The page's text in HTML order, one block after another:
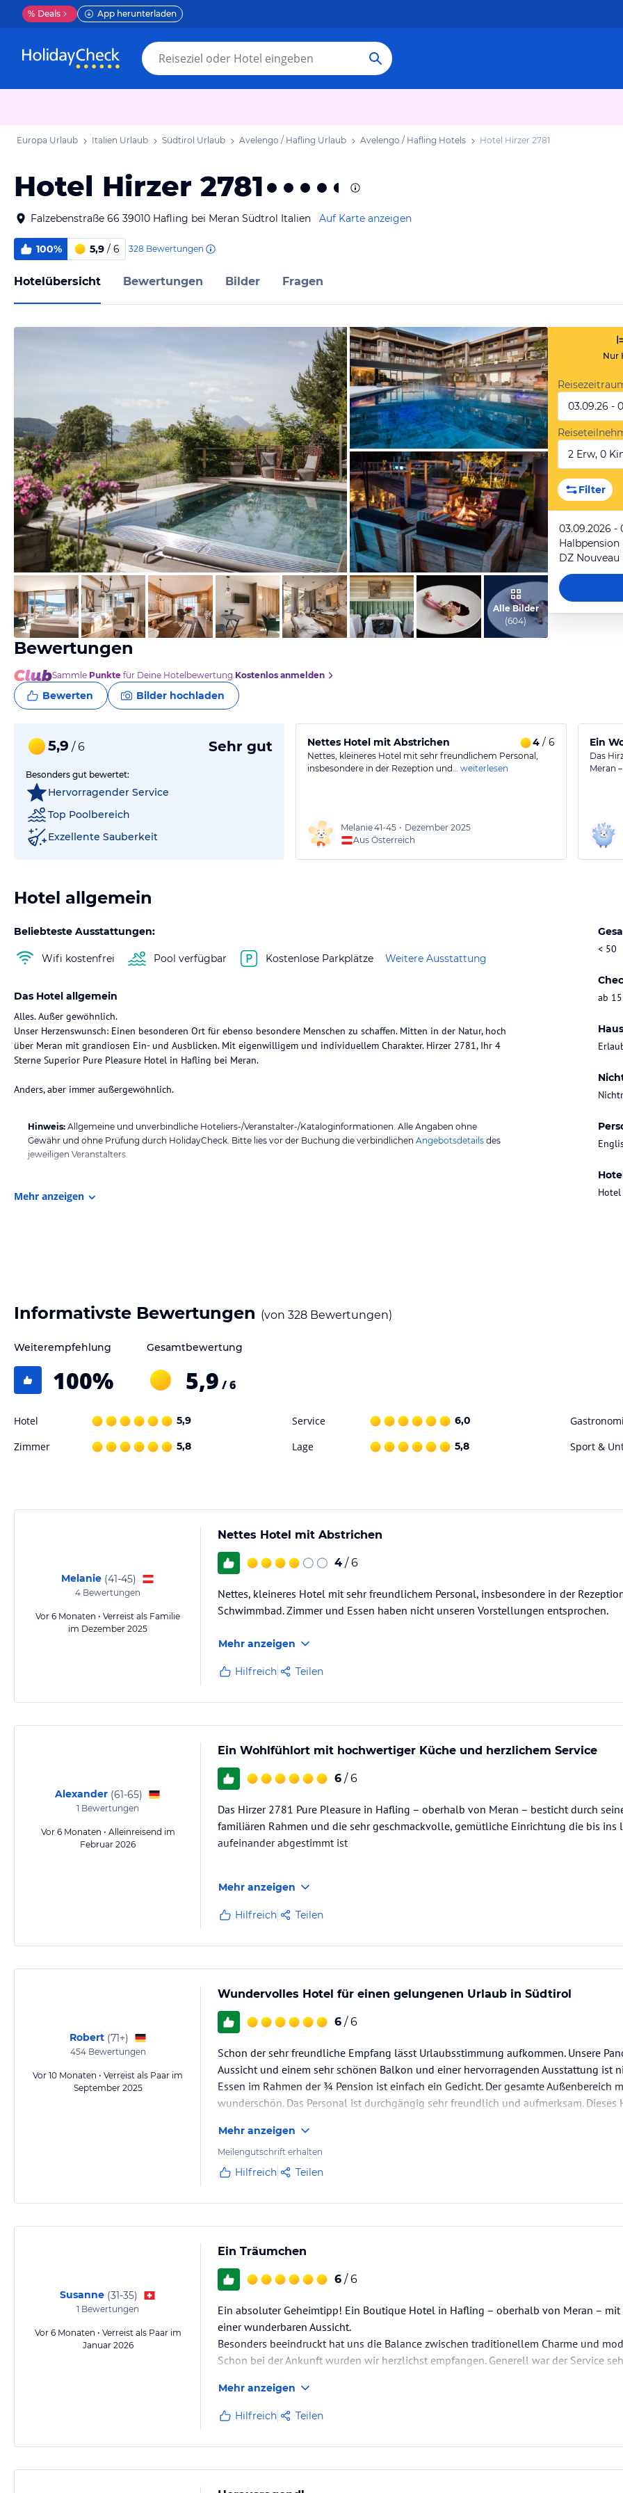
% Deals App herunterladen
Europa Urlaub Italien Urlaub Südtirol Urlaub Avelengo / Hafling Urlaub Avelengo / Hafling Hotels Hotel Hirzer 2781
Hotel Hirzer 2781
Falzebenstraße 66 39010 Hafling bei Meran Südtrol Italien Auf Karte anzeigen
100% 5,9 / 6 328 Bewertungen
Hotelübersicht Bewertungen Bilder Fragen
vom Hotelier, April 2023
vom Hotelier, Januar 2019
vom Hotelier, Januar 2019
Alle Bilder
(604)
Nur
03.09.26 -
2 Erw, 0
Filter
03.09.2026 -
Halbpension
DZ
Bewertungen
Sammle Punkte für Deine Hotelbewertung.Kostenlos anmelden
Bewerten Bilder hochladen
5,9 / 6 Sehr gut
Besonders gut bewertet:
Hervorragender Service
Top Poolbereich
Exzellente Sauberkeit
Nettes Hotel mit Abstrichen 4/ 6
Nettes, kleineres Hotel mit sehr freundlichem Personal,
insbesondere in der Rezeption und… weiterlesen
Melanie41-45 • Dezember 2025
Aus Österreich
Ein
Das
Meran
Hotel allgemein
Beliebteste Ausstattungen:
Wifi kostenfrei Pool verfügbar Kostenlose Parkplätze Weitere Ausstattung
< 50
ab
Hotel
Das Hotel allgemein
Alles. Außer gewöhnlich.
Unser Herzenswunsch: Einen besonderen Ort für ebenso besondere Menschen zu schaffen. Mitten in der Natur, hoch
über Meran mit grandiosen Ein- und Ausblicken. Mit eigenwilligem und individuellem Charakter. Hirzer 2781, Ihr 4
Sterne Superior Pure Pleasure Hotel in Hafling bei Meran.
Anders, aber immer außergewöhnlich.
Hinweis: Allgemeine und unverbindliche Hoteliers-/Veranstalter-/Kataloginformationen. Alle Angaben ohne
Gewähr und ohne Prüfung durch HolidayCheck. Bitte lies vor der Buchung die verbindlichen Angebotsdetails des
jeweiligen Veranstalters.
Mehr anzeigen
Informativste Bewertungen (von 328 Bewertungen)
Weiterempfehlung
100%
Gesamtbewertung
5,9 / 6
Hotel 5,9 Service 6,0
Zimmer 5,8 Lage 5,8 Sport &
Melanie (41-45)
4 Bewertungen
Vor 6 Monaten • Verreist als Familie
im Dezember 2025
Nettes Hotel mit Abstrichen
4 / 6
Nettes, kleineres Hotel mit sehr freundlichem Personal, insbesondere in der
Schwimmbad. Zimmer und Essen haben nicht unseren Vorstellungen entsprochen.
Mehr anzeigen
Hilfreich Teilen
Alexander (61-65)
1 Bewertungen
Vor 6 Monaten • Alleinreisend im
Februar 2026
Ein Wohlfühlort mit hochwertiger Küche und herzlichem Service
6 / 6
Das Hirzer 2781 Pure Pleasure in Hafling – oberhalb von Meran – besticht durch
familiären Rahmen und die sehr geschmackvolle, gemütliche Einrichtung die bis ins
aufeinander abgestimmt ist
Ebene. Das Service Personal besticht durch seine Aufmerksamkeit und Herzlichkeit
Ein weiteres Aushängeschild kulinarischer Art ist die hervorragende…
Mehr anzeigen
Hilfreich Teilen
Robert (71+)
454Bewertungen
Vor 10 Monaten • Verreist als Paar im
September 2025
Wundervolles Hotel für einen gelungenen Urlaub in Südtirol
6 / 6
Schon der sehr freundliche Empfang lässt Urlaubsstimmung aufkommen. Unsere
Aussicht und einem sehr schönen Balkon und einer hervorragenden Ausstattung ist
Essen im Rahmen der ¾ Pension ist einfach ein Gedicht. Der gesamte Außenbereich
wunderschön. Das Personal ist durchgängig sehr freundlich und aufmerksam.
Mehr anzeigen
Meilengutschrift erhalten
Hilfreich Teilen
Susanne (31-35)
1 Bewertungen
Vor 6 Monaten • Verreist als Paar im
Januar 2026
Ein Träumchen
6 / 6
Ein absoluter Geheimtipp! Ein Boutique Hotel in Hafling – oberhalb von Meran –
einer wunderbaren Aussicht.
Besonders beeindruckt hat uns die Balance zwischen traditionellem Charme und
Schon bei der Ankunft wurden wir herzlichst empfangen. Generell war der Service
Besonders erwähnenswert ist auch die Gastgeberfamilie Mair, die rund…
Mehr anzeigen
Hilfreich Teilen